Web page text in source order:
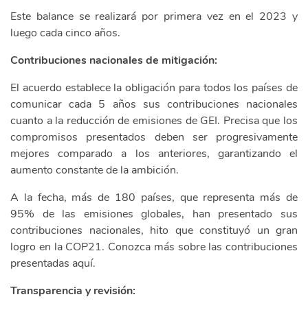
Este balance se realizará por primera vez en el 2023 y
luego cada cinco años.
Contribuciones nacionales de mitigación:
El acuerdo establece la obligación para todos los países de
comunicar cada 5 años sus contribuciones nacionales
cuanto a la reducción de emisiones de GEI. Precisa que los
compromisos presentados deben ser progresivamente
mejores comparado a los anteriores, garantizando el
aumento constante de la ambición.
A la fecha, más de 180 países, que representa más de
95% de las emisiones globales, han presentado sus
contribuciones nacionales, hito que constituyó un gran
logro en la COP21. Conozca más sobre las contribuciones
presentadas aquí.
Transparencia y revisión: